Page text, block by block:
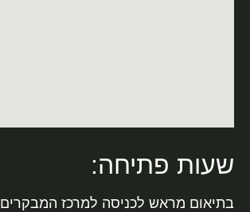
שעות פתיחה:
בתיאום מראש לכניסה למרכז המבקרים